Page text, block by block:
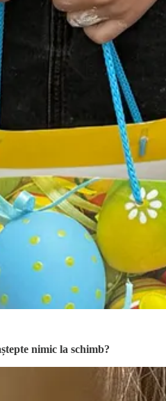
nimic la schimb?